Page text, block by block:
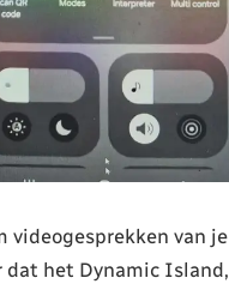
van je
dat het Dynamic Island,